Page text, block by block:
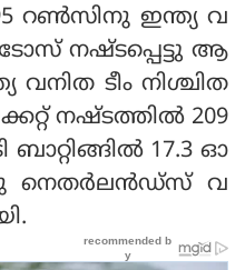
റൺസിനു ഇന്ത്യ വ
ടോസ് നഷ്ടപ്പെട്ടു ആ
വനിത ടീം നിശ്ചിത
നഷ്ടത്തിൽ 209
17.3 ഓ
നെതർലൻഡ്‌സ് വ